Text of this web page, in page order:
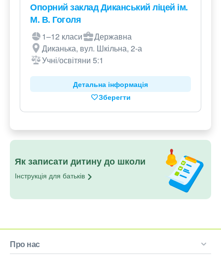
Опорний заклад Диканський ліцей ім.
М. В. Гоголя
1–12 класи
Державна
Диканька, вул. Шкільна, 2-а
Учні/освітяни 5:1
Детальна інформація
Зберегти
Як записати дитину до школи
Інструкція для батьків
Про нас